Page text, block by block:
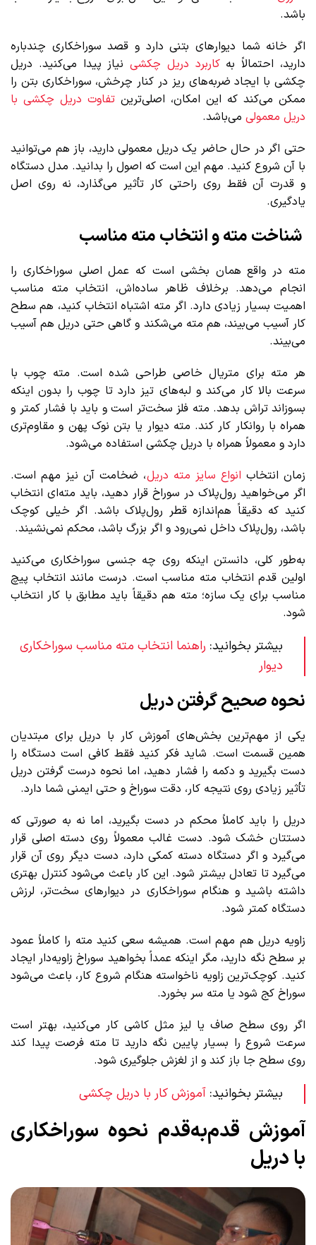
باشد.
اگر خانه شما دیوارهای بتنی دارد و قصد سوراخکاری چندباره
دارید، احتمالاً بهکاربرد دریل چکشینیاز پیدا می‌کنید. دریل
چکشی با ایجاد ضربه‌های ریز در کنار چرخش، سوراخکاری بتن را
ممکن می‌کند که این امکان، اصلی‌ترین تفاوت دریل چکشی با
دریل معمولی می‌باشد.
حتی اگر در حال حاضر یک دریل معمولی دارید، باز هم می‌توانید
با آن شروع کنید. مهم این است که اصول را بدانید. مدل دستگاه
و قدرت آن فقط روی راحتی کار تأثیر می‌گذارد، نه روی اصل
یادگیری.
شناخت مته و انتخاب مته مناسب
مته در واقع همان بخشی است که عمل اصلی سوراخکاری را
انجام می‌دهد. برخلاف ظاهر ساده‌اش، انتخاب مته مناسب
اهمیت بسیار زیادی دارد. اگر مته اشتباه انتخاب کنید، هم سطح
کار آسیب می‌بیند، هم مته می‌شکند و گاهی حتی دریل هم آسیب
می‌بیند.
هر مته برای متریال خاصی طراحی شده است. مته چوب با
سرعت بالا کار می‌کند و لبه‌های تیز دارد تا چوب را بدون اینکه
بسوزاند تراش بدهد. مته فلز سخت‌تر است و باید با فشار کمتر و
همراه با روانکار کار کند. مته دیوار یا بتن نوک پهن و مقاوم‌تری
دارد و معمولاً همراه با دریل چکشی استفاده می‌شود.
زمان انتخاب انواع سایز مته دریل، ضخامت آن نیز مهم است.
اگر می‌خواهید رول‌پلاک در سوراخ قرار دهید، باید مته‌ای انتخاب
کنید که دقیقاً هم‌اندازه قطر رول‌پلاک باشد. اگر خیلی کوچک
باشد، رول‌پلاک داخل نمی‌رود و اگر بزرگ باشد، محکم نمی‌نشیند.
به‌طور کلی، دانستن اینکه روی چه جنسی سوراخکاری می‌کنید
اولین قدم انتخاب مته مناسب است. درست مانند انتخاب پیچ
مناسب برای یک سازه؛ مته هم دقیقاً باید مطابق با کار انتخاب
شود.
بیشتر بخوانید: راهنما انتخاب مته مناسب سوراخکاری
دیوار
نحوه صحیح گرفتن دریل
یکی از مهم‌ترین بخش‌های آموزش کار با دریل برای مبتدیان
همین قسمت است. شاید فکر کنید فقط کافی است دستگاه را
دست بگیرید و دکمه را فشار دهید، اما نحوه درست گرفتن دریل
تأثیر زیادی روی نتیجه کار، دقت سوراخ و حتی ایمنی شما دارد.
دریل را باید کاملاً محکم در دست بگیرید، اما نه به صورتی که
دستتان خشک شود. دست غالب معمولاً روی دسته اصلی قرار
می‌گیرد و اگر دستگاه دسته کمکی دارد، دست دیگر روی آن قرار
می‌گیرد تا تعادل بیشتر شود. این کار باعث می‌شود کنترل بهتری
داشته باشید و هنگام سوراخکاری در دیوارهای سخت‌تر، لرزش
دستگاه کمتر شود.
زاویه دریل هم مهم است. همیشه سعی کنید مته را کاملاً عمود
بر سطح نگه دارید، مگر اینکه عمداً بخواهید سوراخ زاویه‌دار ایجاد
کنید. کوچک‌ترین زاویه ناخواسته هنگام شروع کار، باعث می‌شود
سوراخ کج شود یا مته سر بخورد.
اگر روی سطح صاف یا لیز مثل کاشی کار می‌کنید، بهتر است
سرعت شروع را بسیار پایین نگه دارید تا مته فرصت پیدا کند
روی سطح جا باز کند و از لغزش جلوگیری شود.
بیشتر بخوانید: آموزش کار با دریل چکشی
آموزش قدم‌به‌قدم نحوه سوراخکاری
با دریل